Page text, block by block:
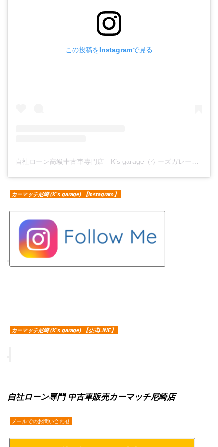
この投稿をInstagramで見る
カーマッチ尼崎 (K’s garage) 【Instagram】
カーマッチ尼崎 (K’s garage) 【公式LINE】
自社ローン専門 中古車販売カーマッチ尼崎店
メールでのお問い合わせ